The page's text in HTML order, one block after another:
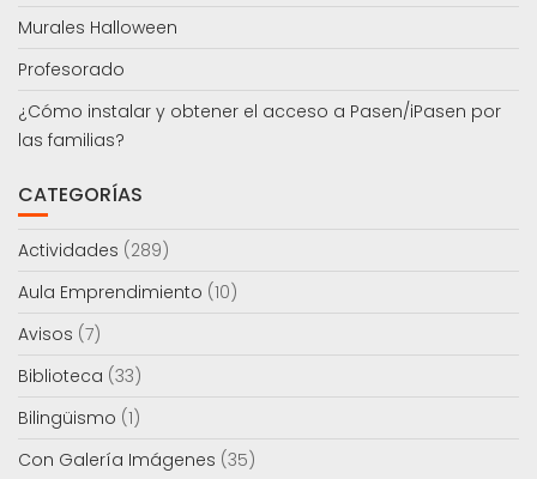
Murales Halloween
Profesorado
¿Cómo instalar y obtener el acceso a Pasen/iPasen por
las familias?
CATEGORÍAS
Actividades (289)
Aula Emprendimiento (10)
Avisos (7)
Biblioteca (33)
Bilingüismo (1)
Con Galería Imágenes (35)